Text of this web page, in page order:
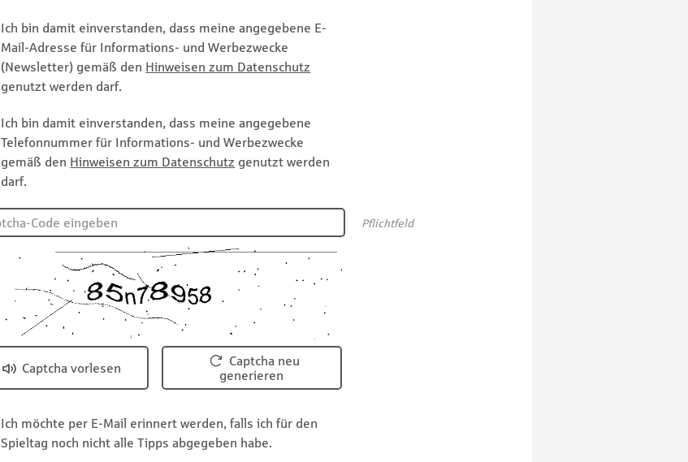
Ich bin damit einverstanden, dass meine angegebene E-
Mail-Adresse für Informations- und Werbezwecke
(Newsletter) gemäß den Hinweisen zum Datenschutz
genutzt werden darf.
Ich bin damit einverstanden, dass meine angegebene
Telefonnummer für Informations- und Werbezwecke
gemäß den Hinweisen zum Datenschutz genutzt werden
darf.
Pflichtfeld
Captcha vorlesen
Captcha neu
generieren
Ich möchte per E-Mail erinnert werden, falls ich für den
Spieltag noch nicht alle Tipps abgegeben habe.